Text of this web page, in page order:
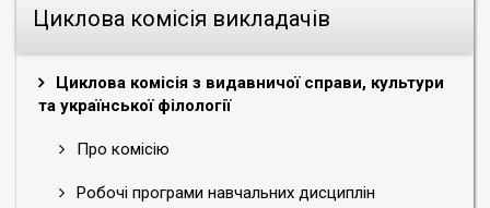
Циклова комісія викладачів
Циклова комісія з видавничої справи, культури
та української філології
Про комісію
Робочі програми навчальних дисциплін